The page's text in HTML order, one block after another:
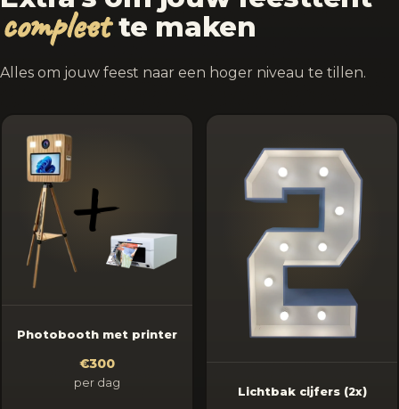
compleette maken
Alles om jouw feest naar een hoger niveau te tillen.
Photobooth met printer
€300
per dag
Lichtbak cijfers (2x)